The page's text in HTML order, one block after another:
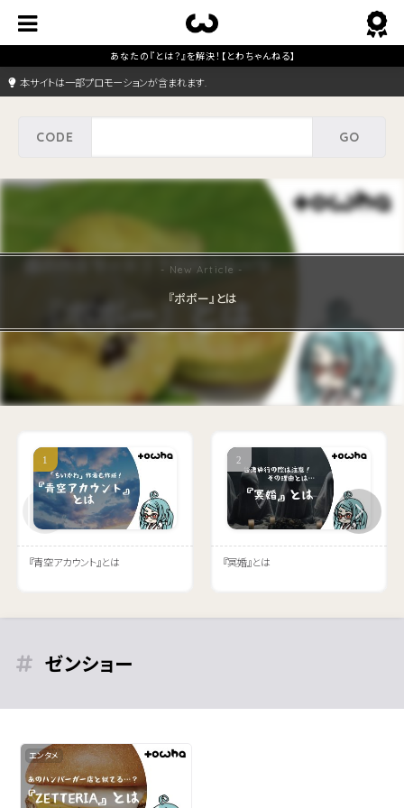
本サイトは一部プロモーションが含まれます.
『ポポー』とは
『青空アカウント』とは 『冥婚』とは
ゼンショー
エンタメ